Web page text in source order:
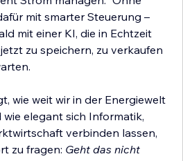
mit smarter Steuerung –
mit einer KI, die in Echtzeit
zu speichern, zu verkaufen
wie weit wir in der Energiewelt
elegant sich Informatik,
verbinden lassen,
zu fragen: Geht das nicht